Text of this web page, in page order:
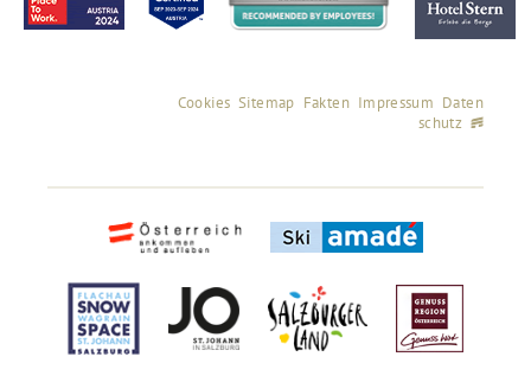
Cookies Sitemap Fakten Impressum Daten
schutz